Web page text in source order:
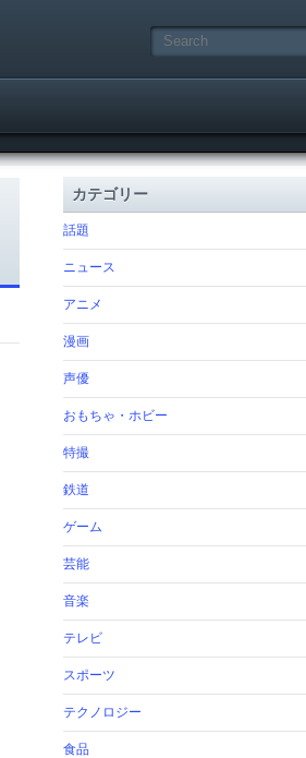
カテゴリー
話題
ニュース
アニメ
漫画
声優
おもちゃ・ホビー
特撮
鉄道
ゲーム
芸能
音楽
テレビ
スポーツ
テクノロジー
食品